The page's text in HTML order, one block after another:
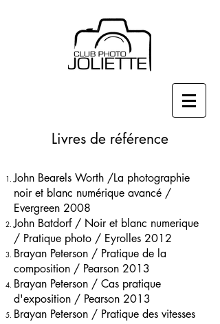
Livres de référence
John Bearels Worth /La photographie
noir et blanc numérique avancé /
Evergreen 2008
John Batdorf / Noir et blanc numerique
/ Pratique photo / Eyrolles 2012
Brayan Peterson / Pratique de la
composition / Pearson 2013
Brayan Peterson / Cas pratique
d'exposition / Pearson 2013
Brayan Peterson / Pratique des vitesses